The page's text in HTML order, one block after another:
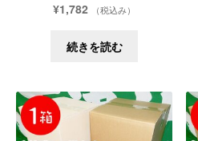
¥1,782 （税込み）
続きを読む